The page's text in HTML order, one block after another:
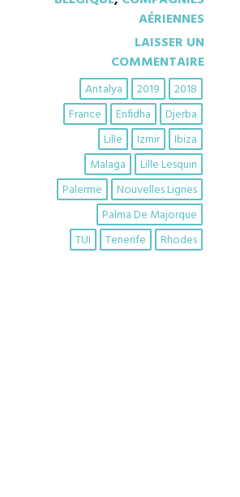
AÉRIENNES
LAISSER UN
COMMENTAIRE
2018
2019
Antalya
Djerba
Enfidha
France
Ibiza
Izmir
Lille
Lille Lesquin
Malaga
Nouvelles Lignes
Palerme
Palma De Majorque
Rhodes
Tenerife
TUI